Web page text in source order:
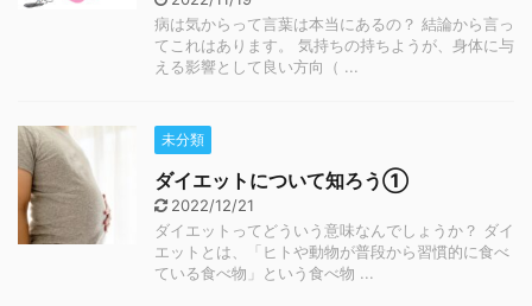
病は気からって言葉は本当にあるの？ 結論から言っ
てこれはあります。 気持ちの持ちようが、身体に与
える影響として良い方向（ ...
未分類
ダイエットについて知ろう①
2022/12/21
ダイエットってどういう意味なんでしょうか？ ダイ
エットとは、「ヒトや動物が普段から習慣的に食べ
ている食べ物」という食べ物 ...